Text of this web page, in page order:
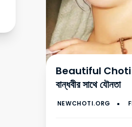
Beautiful Choti
বান্ধবীর সাথে যৌনতা